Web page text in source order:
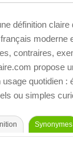
définition claire
moderne
contraires,
propose
quotidien :
ou simples
Synonymes